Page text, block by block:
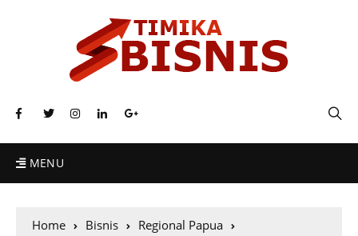
MENU
Home Bisnis
Regional Papua